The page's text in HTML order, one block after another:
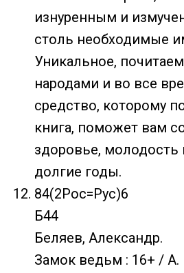
изнуренным и
столь необходимые
Уникальное,
народами и во все
средство, которому
книга, поможет вам
здоровье,
долгие годы.
84(2Рос=Рус)6
Б44
Беляев, Александр.
Замок ведьм : 16+ / А.